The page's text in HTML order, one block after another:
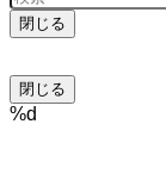
閉じる
閉じる
%d